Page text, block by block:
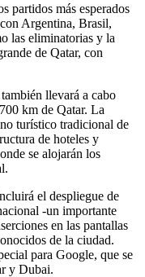
partidos más esperados
Argentina, Brasil,
las eliminatorias y la
de Qatar, con
llevará a cabo
km de Qatar. La
turístico tradicional de
de hoteles y
se alojarán los
el despliegue de
-un importante
en las pantallas
de la ciudad.
para Google, que se
y Dubai.